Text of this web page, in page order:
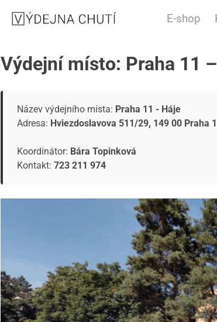
E-shop
Výdejní místo: Praha 11
Název výdejního místa: Praha 11 - Háje
Adresa: Hviezdoslavova 511/29, 149 00 Praha
Koordinátor: Bára Topinková
Kontakt: 723 211 974